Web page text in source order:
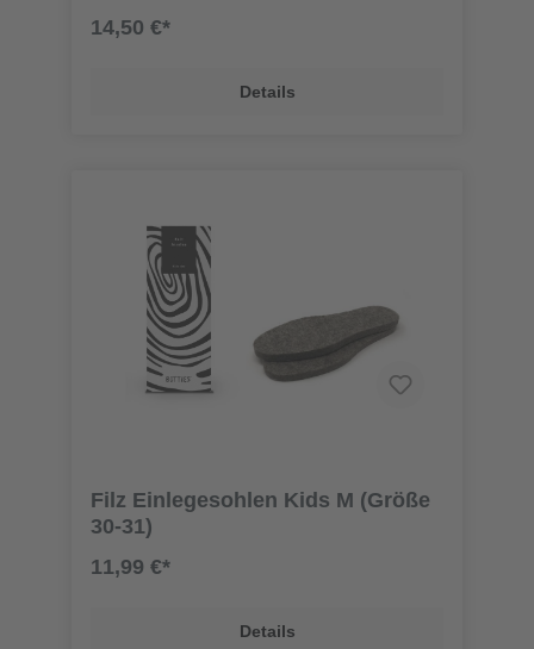
14,50 €*
Details
Filz Einlegesohlen Kids M (Größe
30-31)
11,99 €*
Details